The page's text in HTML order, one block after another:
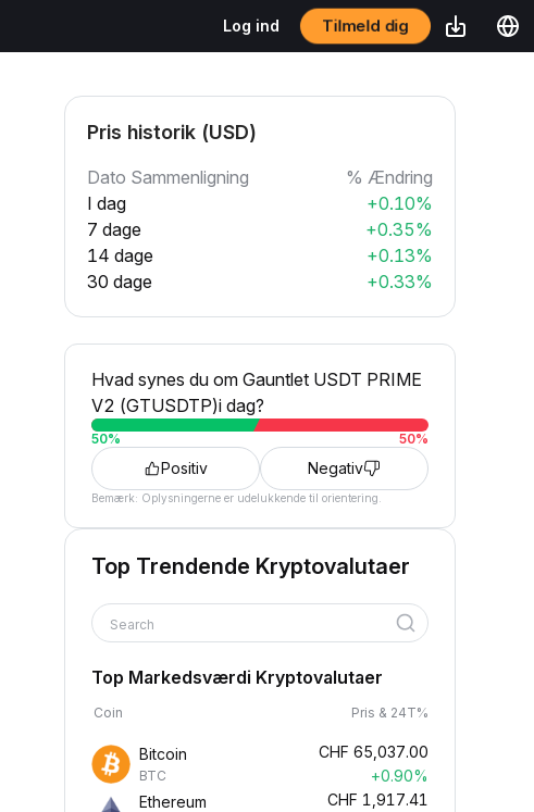
Log ind Tilmeld dig
Pris historik (USD)
Dato Sammenligning
% Ændring
I dag
+0.10%
7 dage
+0.35%
14 dage
+0.13%
30 dage
+0.33%
Hvad synes du om Gauntlet USDT PRIME
V2 (GTUSDTP)i dag?
50% 50%
Positiv Negativ
Bemærk: Oplysningerne er udelukkende til orientering.
Top Trendende Kryptovalutaer
Search
Top Markedsværdi Kryptovalutaer
Coin Pris & 24T%
Bitcoin
BTC
CHF 65,037.00
+0.90%
Ethereum
CHF 1,917.41